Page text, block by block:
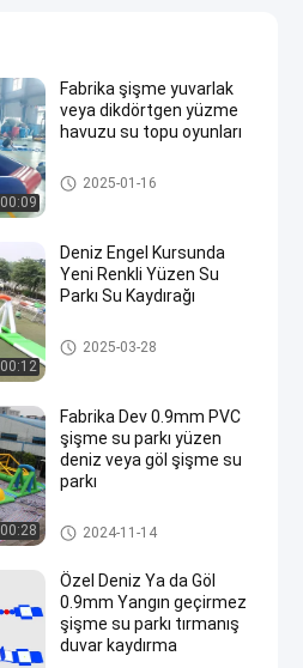
00:09
Fabrika şişme yuvarlak
veya dikdörtgen yüzme
havuzu su topu oyunları
şişme su parkı
2025-01-16
00:12
Deniz Engel Kursunda
Yeni Renkli Yüzen Su
Parkı Su Kaydırağı
şişme su parkı
2025-03-28
00:28
Fabrika Dev 0.9mm PVC
şişme su parkı yüzen
deniz veya göl şişme su
parkı
şişme su parkı
2024-11-14
Özel Deniz Ya da Göl
0.9mm Yangın geçirmez
şişme su parkı tırmanış
duvar kaydırma